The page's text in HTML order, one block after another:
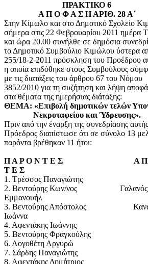
ΠΡΑΚΤΙΚΟ 6
Α Π Ο Φ Α Σ Η ΑΡΙΘ. 28 Α΄
Στην Κίμωλο και στο Δημοτικό Σχολείο
σήμερα στις 22 Φεβρουαρίου 2011 ημέρα
και ώρα 20.00 συνήλθε σε δημόσια
το Δημοτικό Συμβούλιο Κιμώλου ύστερα
255/18-2-2011 πρόσκληση του Προέδρου
η οποία επιδόθηκε στους Συμβούλους
με τις διατάξεις του άρθρου 67 του Νόμου
3852/2010 για τη συζήτηση και λήψη
στα θέματα της ημερήσιας διάταξης:
ΘΕΜΑ: «Επιβολή δημοτικών τελών
Νεκροταφείου και Ύδρευσης».
Πριν από την έναρξη της συνεδρίασης
Πρόεδρος διαπίστωσε ότι σε σύνολο 13
παρόντα βρέθηκαν 11 ήτοι:
Π Α Ρ Ο Ν Τ Ε Σ Α Π
Τ Ε Σ
1. Τρέσσος Παναγιώτης
2. Βεντούρης Κων/νος Γαλανός
Εμμανουήλ
3. Βεντούρης Απόστολος
Ιωάννα
4. Αφεντάκης Ιωάννης
5. Βεντούρης Φραγκούλης
6. Λογοθέτη Αργυρώ
7. Σάρδης Παναγιώτης
8. Αφεντάκης Δημήτριος